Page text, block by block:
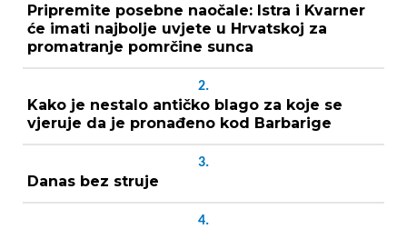
Pripremite posebne naočale: Istra i Kvarner
će imati najbolje uvjete u Hrvatskoj za
promatranje pomrčine sunca
2.
Kako je nestalo antičko blago za koje se
vjeruje da je pronađeno kod Barbarige
3.
Danas bez struje
4.